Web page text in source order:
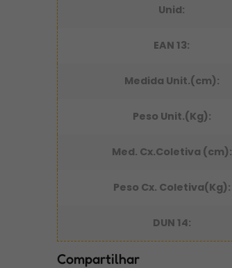
Unid:
EAN 13:
Medida Unit.(cm):
Peso Unit.(Kg):
Med. Cx.Coletiva (cm):
Peso Cx. Coletiva(Kg):
DUN 14:
Compartilhar